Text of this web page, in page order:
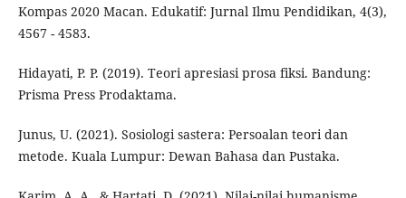
Kompas 2020 Macan. Edukatif: Jurnal Ilmu Pendidikan, 4(3),
4567 - 4583.
Hidayati, P. P. (2019). Teori apresiasi prosa fiksi. Bandung:
Prisma Press Prodaktama.
Junus, U. (2021). Sosiologi sastera: Persoalan teori dan
metode. Kuala Lumpur: Dewan Bahasa dan Pustaka.